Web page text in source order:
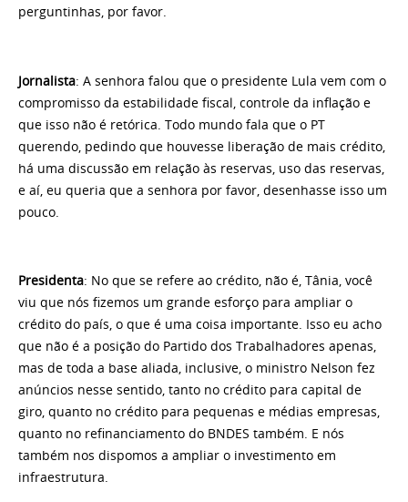
perguntinhas, por favor.
Jornalista: A senhora falou que o presidente Lula vem com o
compromisso da estabilidade fiscal, controle da inflação e
que isso não é retórica. Todo mundo fala que o PT
querendo, pedindo que houvesse liberação de mais crédito,
há uma discussão em relação às reservas, uso das reservas,
e aí, eu queria que a senhora por favor, desenhasse isso um
pouco.
Presidenta: No que se refere ao crédito, não é, Tânia, você
viu que nós fizemos um grande esforço para ampliar o
crédito do país, o que é uma coisa importante. Isso eu acho
que não é a posição do Partido dos Trabalhadores apenas,
mas de toda a base aliada, inclusive, o ministro Nelson fez
anúncios nesse sentido, tanto no crédito para capital de
giro, quanto no crédito para pequenas e médias empresas,
quanto no refinanciamento do BNDES também. E nós
também nos dispomos a ampliar o investimento em
infraestrutura.